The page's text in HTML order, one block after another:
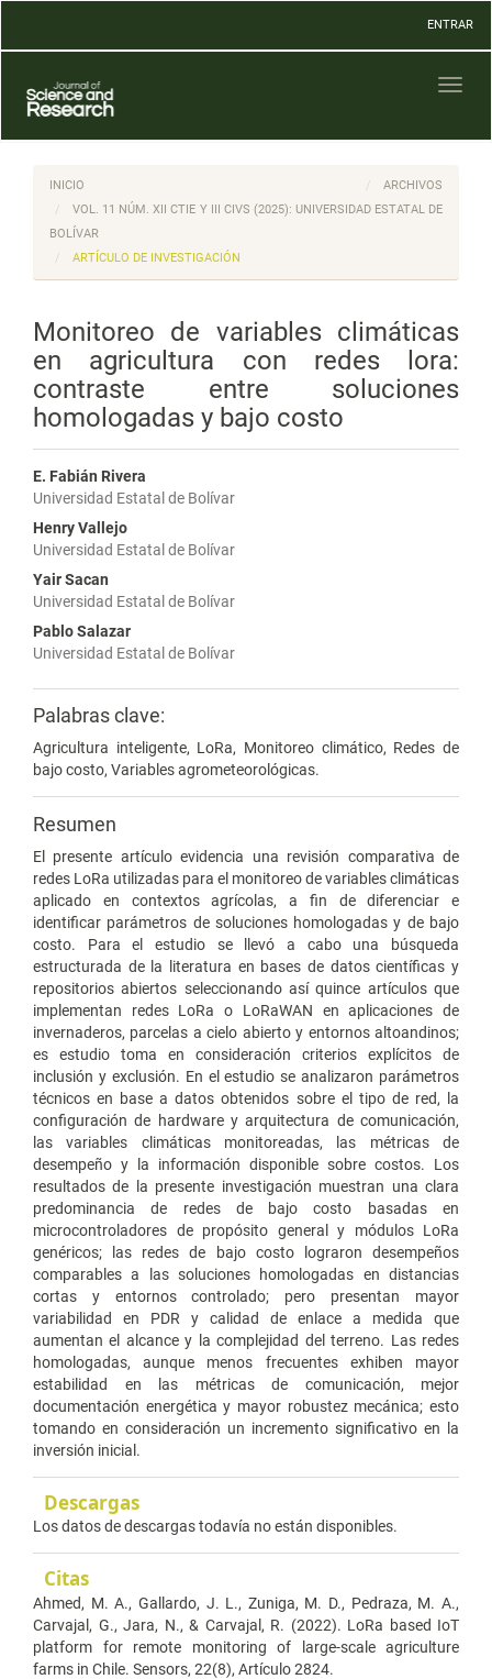
Contenido
Barra
lateral
ENTRAR
INICIO
ARCHIVOS
VOL. 11 NÚM. XII CTIE Y III CIVS (2025): UNIVERSIDAD ESTATAL DE
BOLÍVAR
ARTÍCULO DE INVESTIGACIÓN
Monitoreo de variables climáticas
en agricultura con redes lora:
contraste entre soluciones
homologadas y bajo costo
E. Fabián Rivera
Universidad Estatal de Bolívar
Henry Vallejo
Universidad Estatal de Bolívar
Yair Sacan
Universidad Estatal de Bolívar
Pablo Salazar
Universidad Estatal de Bolívar
Palabras clave:
Agricultura inteligente, LoRa, Monitoreo climático, Redes de
bajo costo, Variables agrometeorológicas.
Resumen
El presente artículo evidencia una revisión comparativa de
redes LoRa utilizadas para el monitoreo de variables climáticas
aplicado en contextos agrícolas, a fin de diferenciar e
identificar parámetros de soluciones homologadas y de bajo
costo. Para el estudio se llevó a cabo una búsqueda
estructurada de la literatura en bases de datos científicas y
repositorios abiertos seleccionando así quince artículos que
implementan redes LoRa o LoRaWAN en aplicaciones de
invernaderos, parcelas a cielo abierto y entornos altoandinos;
es estudio toma en consideración criterios explícitos de
inclusión y exclusión. En el estudio se analizaron parámetros
técnicos en base a datos obtenidos sobre el tipo de red, la
configuración de hardware y arquitectura de comunicación,
las variables climáticas monitoreadas, las métricas de
desempeño y la información disponible sobre costos. Los
resultados de la presente investigación muestran una clara
predominancia de redes de bajo costo basadas en
microcontroladores de propósito general y módulos LoRa
genéricos; las redes de bajo costo lograron desempeños
comparables a las soluciones homologadas en distancias
cortas y entornos controlado; pero presentan mayor
variabilidad en PDR y calidad de enlace a medida que
aumentan el alcance y la complejidad del terreno. Las redes
homologadas, aunque menos frecuentes exhiben mayor
estabilidad en las métricas de comunicación, mejor
documentación energética y mayor robustez mecánica; esto
tomando en consideración un incremento significativo en la
inversión inicial.
Descargas
Los datos de descargas todavía no están disponibles.
Citas
Ahmed, M. A., Gallardo, J. L., Zuniga, M. D., Pedraza, M. A.,
Carvajal, G., Jara, N., & Carvajal, R. (2022). LoRa based IoT
platform for remote monitoring of large-scale agriculture
farms in Chile. Sensors, 22(8), Artículo 2824.